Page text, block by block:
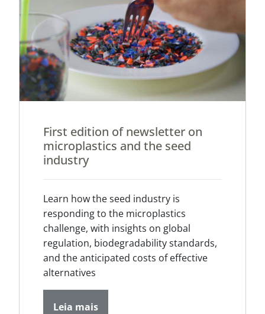
First edition of newsletter on
microplastics and the seed
industry
Learn how the seed industry is
responding to the microplastics
challenge, with insights on global
regulation, biodegradability standards,
and the anticipated costs of effective
alternatives
Leia mais